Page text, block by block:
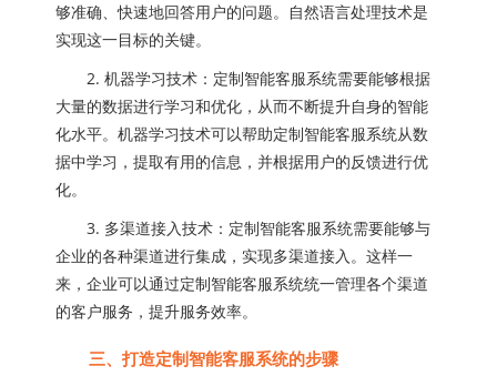
够准确、快速地回答用户的问题。自然语言处理技术是
实现这一目标的关键。
2. 机器学习技术：定制智能客服系统需要能够根据
大量的数据进行学习和优化，从而不断提升自身的智能
化水平。机器学习技术可以帮助定制智能客服系统从数
据中学习，提取有用的信息，并根据用户的反馈进行优
化。
3. 多渠道接入技术：定制智能客服系统需要能够与
企业的各种渠道进行集成，实现多渠道接入。这样一
来，企业可以通过定制智能客服系统统一管理各个渠道
的客户服务，提升服务效率。
三、打造定制智能客服系统的步骤